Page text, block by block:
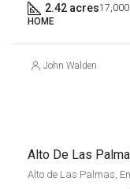
2.42 acres17,000
HOME
John Walden